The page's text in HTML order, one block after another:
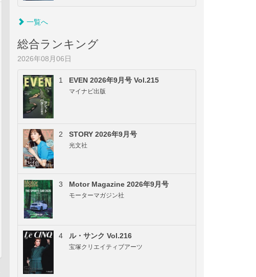
一覧へ
総合ランキング
2026年08月06日
1 EVEN 2026年9月号 Vol.215
マイナビ出版
2 STORY 2026年9月号
光文社
3 Motor Magazine 2026年9月号
モーターマガジン社
4 ル・サンク Vol.216
宝塚クリエイティブアーツ